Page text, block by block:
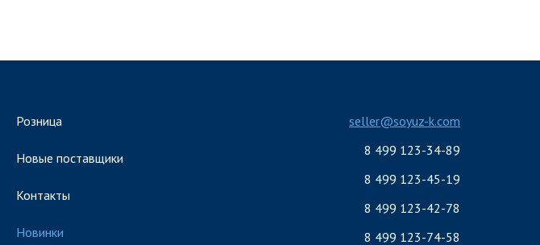
Розница
Новые поставщики
Контакты
Новинки
seller@soyuz-k.com
8 499 123-34-89
8 499 123-45-19
8 499 123-42-78
8 499 123-74-58